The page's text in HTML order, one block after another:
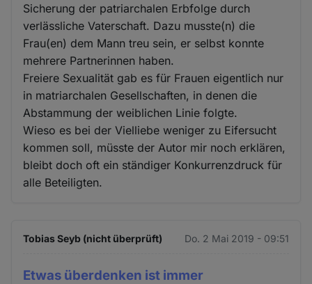
Sicherung der patriarchalen Erbfolge durch
verlässliche Vaterschaft. Dazu musste(n) die
Frau(en) dem Mann treu sein, er selbst konnte
mehrere Partnerinnen haben.
Freiere Sexualität gab es für Frauen eigentlich nur
in matriarchalen Gesellschaften, in denen die
Abstammung der weiblichen Linie folgte.
Wieso es bei der Vielliebe weniger zu Eifersucht
kommen soll, müsste der Autor mir noch erklären,
bleibt doch oft ein ständiger Konkurrenzdruck für
alle Beteiligten.
Tobias Seyb (nicht überprüft) Do. 2 Mai 2019 - 09:51
Etwas überdenken ist immer